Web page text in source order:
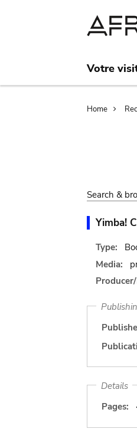
Votre
Home
Search &
Yimba!
Type:
Media:
Details
Pages: